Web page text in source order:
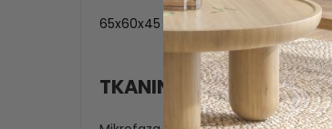
65x60x45
TKANINA MIKROFAZA